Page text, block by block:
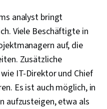
analyst bringt
Viele Beschäftigte in
auf, die
Zusätzliche
IT-Direktor und Chief
Es ist auch möglich, in
aufzusteigen, etwa als